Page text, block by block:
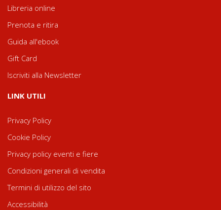
Libreria online
Prenota e ritira
Guida all'ebook
Gift Card
Iscriviti alla Newsletter
LINK UTILI
Privacy Policy
Cookie Policy
Privacy policy eventi e fiere
Condizioni generali di vendita
Termini di utilizzo del sito
Accessibilità